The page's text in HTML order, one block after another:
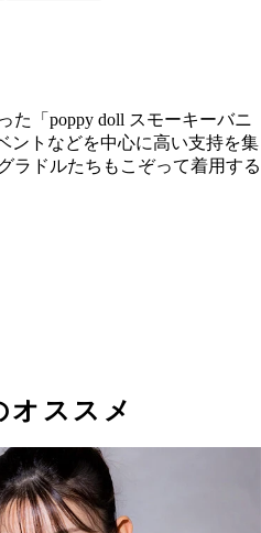
紙にもなった「poppy doll スモ
ット
イナ
バニー
気商品『洋館メイド』。ハロ
イクにもバッチリ似合う。（
）
的な「ストロベリーキャット
ドルを中心にＳＮＳで火が付
特別なメイド服。クリアスト
た「poppy doll スモーキーバニ
ントなどを中心に高い支持を集
ラドルたちもこぞって着用する
オススメ